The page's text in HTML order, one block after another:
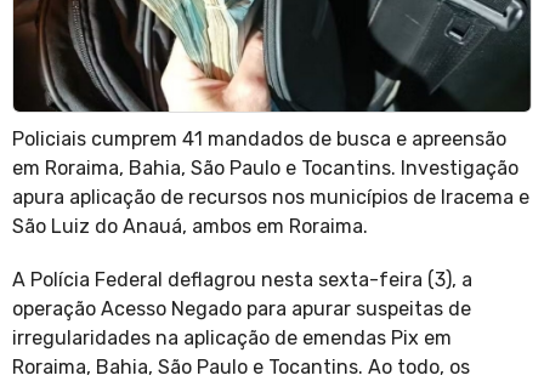
Policiais cumprem 41 mandados de busca e apreensão
em Roraima, Bahia, São Paulo e Tocantins. Investigação
apura aplicação de recursos nos municípios de Iracema e
São Luiz do Anauá, ambos em Roraima.
A Polícia Federal deflagrou nesta sexta-feira (3), a
operação Acesso Negado para apurar suspeitas de
irregularidades na aplicação de emendas Pix em
Roraima, Bahia, São Paulo e Tocantins. Ao todo, os